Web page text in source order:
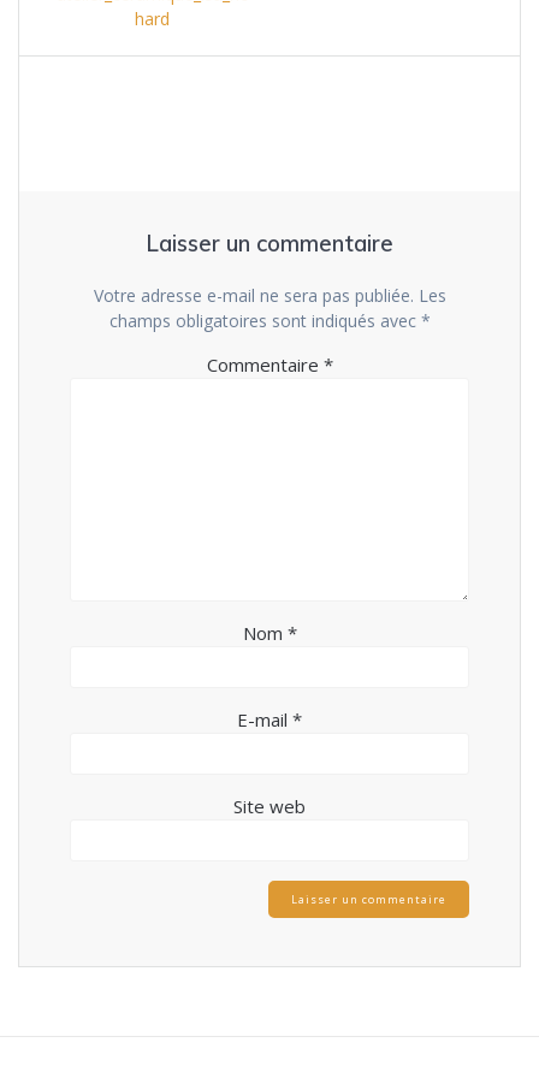
l’article
hard
Laisser un commentaire
Votre adresse e-mail ne sera pas publiée. Les
champs obligatoires sont indiqués avec *
Commentaire *
Nom *
E-mail *
Site web